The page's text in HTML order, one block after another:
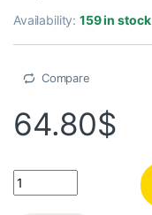
Availability:159 in stock
Compare
64.80$